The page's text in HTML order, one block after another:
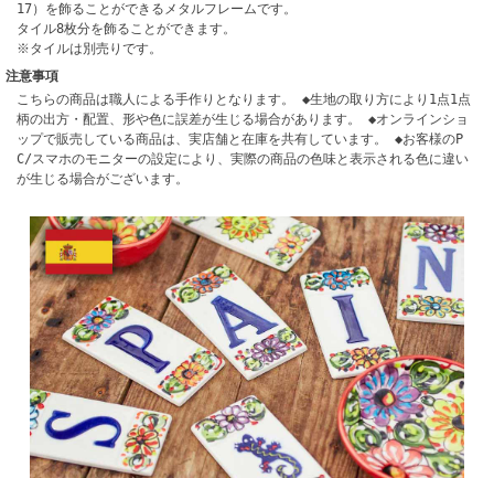
17）を飾ることができるメタルフレームです。
タイル8枚分を飾ることができます。
※タイルは別売りです。
注意事項
こちらの商品は職人による手作りとなります。 ◆生地の取り方により1点1点
柄の出方・配置、形や色に誤差が生じる場合があります。 ◆オンラインショ
ップで販売している商品は、実店舗と在庫を共有しています。 ◆お客様のP
C/スマホのモニターの設定により、実際の商品の色味と表示される色に違い
が生じる場合がございます。